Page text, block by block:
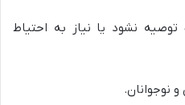
نشود یا نیاز به احتیاط
و نوجوانان.